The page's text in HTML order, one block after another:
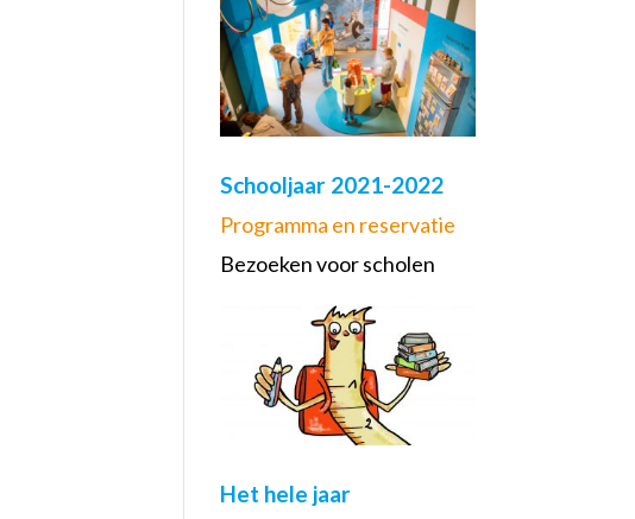
Schooljaar 2021-2022
Programma en reservatie
Bezoeken voor scholen
Het hele jaar